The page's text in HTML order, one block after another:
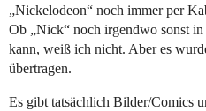
„Nickelodeon“ noch immer per
Ob „Nick“ noch irgendwo sonst
kann, weiß ich nicht. Aber es
übertragen.
Es gibt tatsächlich Bilder/Comics